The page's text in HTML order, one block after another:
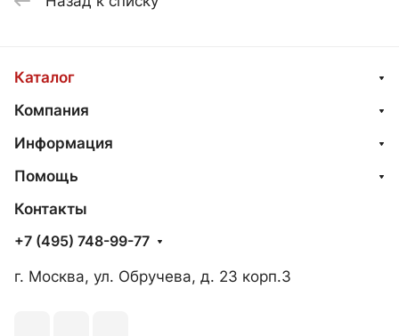
Каталог
Компания
Информация
Помощь
Контакты
+7 (495) 748-99-77
г. Москва, ул. Обручева, д. 23 корп.3